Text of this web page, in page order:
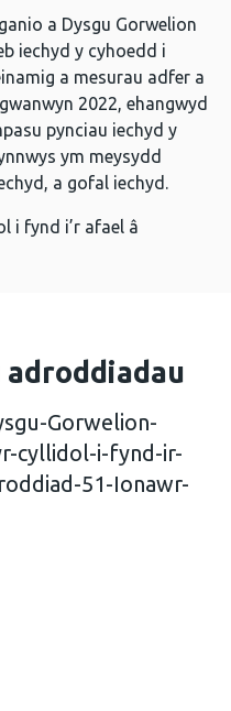
a Dysgu Gorwelion
iechyd y cyhoedd i
a mesurau adfer a
2022, ehangwyd
pynciau iechyd y
ym meysydd
a gofal iechyd.
i fynd i’r afael â
Gorwelion-
cyllidol-i-fynd-ir-
51-Ionawr-
Sganio-a-Dysgu-